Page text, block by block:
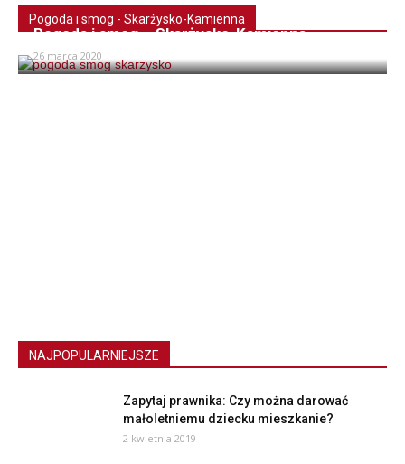
Pogoda i smog - Skarżysko-Kamienna
Pogoda i smog – Skarżysko-Kamienna
26 marca 2020
NAJPOPULARNIEJSZE
Zapytaj prawnika: Czy można darować
małoletniemu dziecku mieszkanie?
2 kwietnia 2019